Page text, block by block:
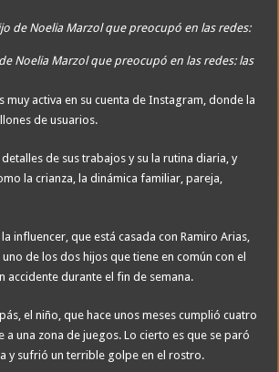
Noelia Marzol que preocupó en las redes: las
muy activa en su cuenta de Instagram, donde la
de usuarios.
de sus trabajos y su la rutina diaria, y
la crianza, la dinámica familiar, pareja,
influencer, que está casada con Ramiro Arias,
de los dos hijos que tiene en común con el
accidente durante el fin de semana.
el niño, que hace unos meses cumplió cuatro
a una zona de juegos. Lo cierto es que se paró
y sufrió un terrible golpe en el rostro.